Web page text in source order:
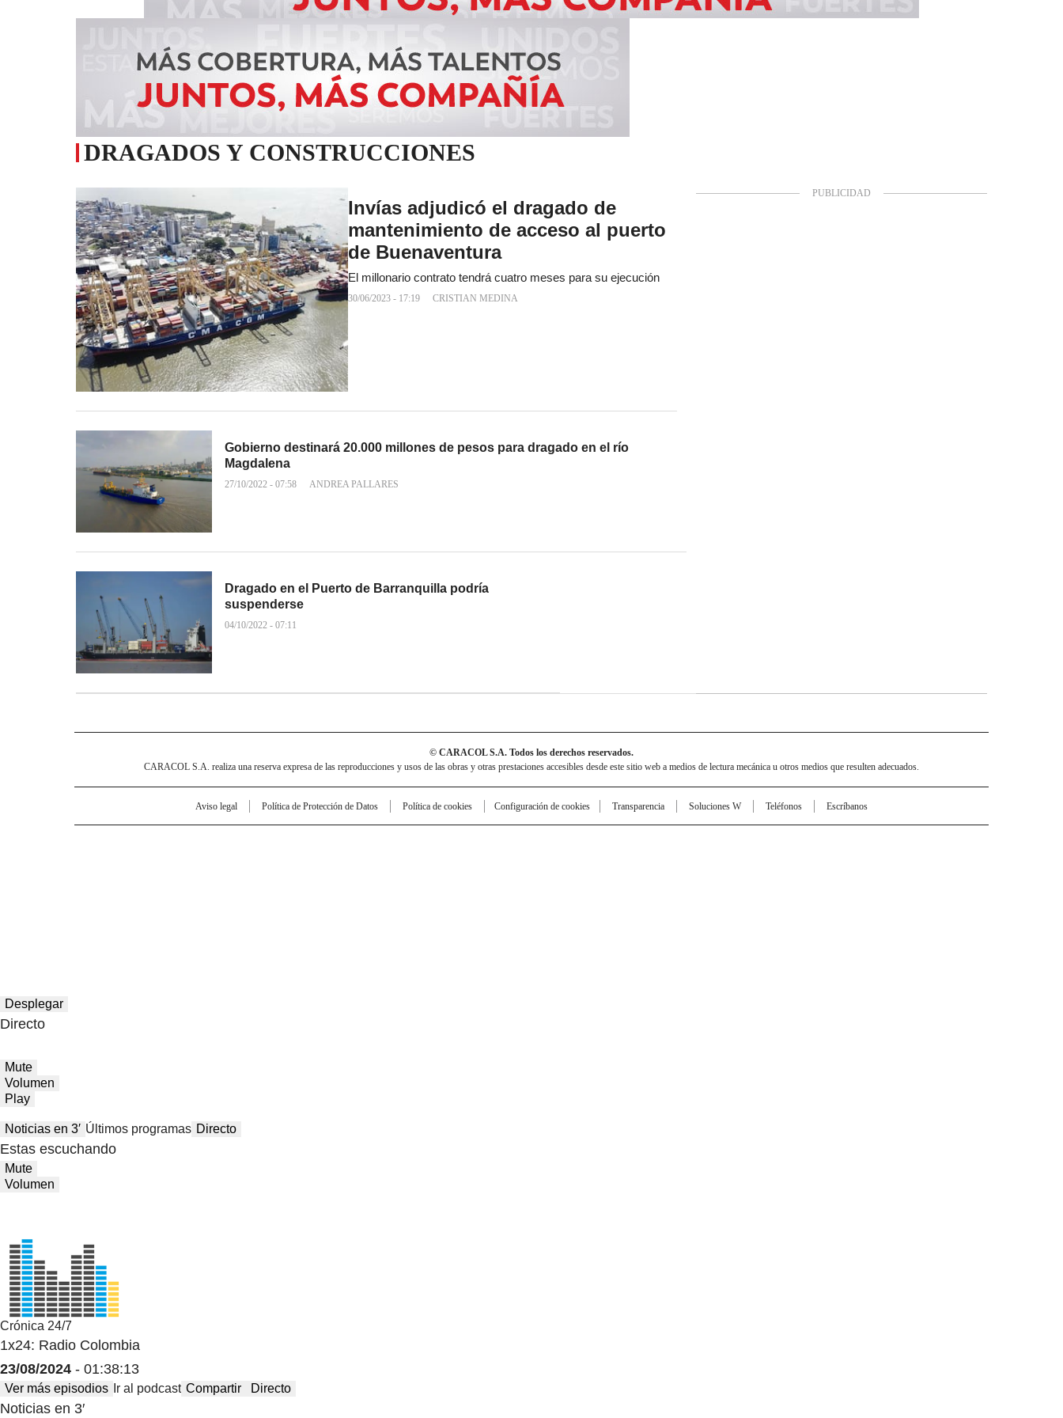
DRAGADOS Y CONSTRUCCIONES
Invías adjudicó el dragado de
mantenimiento de acceso al puerto
de Buenaventura
El millonario contrato tendrá cuatro meses para su ejecución
30/06/2023 - 17:19 CRISTIAN MEDINA
Gobierno destinará 20.000 millones de pesos para dragado en el río
Magdalena
27/10/2022 - 07:58 ANDREA PALLARES
Dragado en el Puerto de Barranquilla podría
suspenderse
04/10/2022 - 07:11
© CARACOL S.A. Todos los derechos reservados.
CARACOL S.A. realiza una reserva expresa de las reproducciones y usos de las obras y otras prestaciones accesibles desde este sitio web a medios de lectura mecánica u otros medios que resulten adecuados.
Aviso legal Política de Protección de Datos Política de cookies Configuración de cookies Transparencia Soluciones W Teléfonos Escríbanos
Desplegar
Directo
Mute
Volumen
Play
Noticias en 3′ Últimos programas Directo
Estas escuchando
Mute
Volumen
Crónica 24/7
1x24: Radio Colombia
23/08/2024 - 01:38:13
Ver más episodios Ir al podcast Compartir Directo
Noticias en 3′